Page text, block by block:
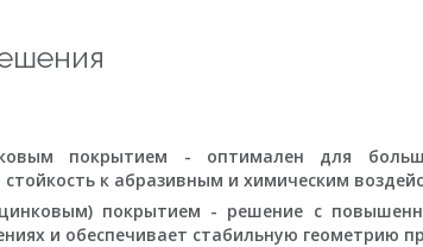
покрытием - оптимален для
к абразивным и химическим
покрытием - решение с
и обеспечивает стабильную геометрию